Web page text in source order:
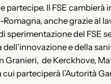
Il FSE cambierà
anche grazie al
sperimentazione del FSE
e della
Granieri, de Kerckhove,
parteciperà l’Autorità